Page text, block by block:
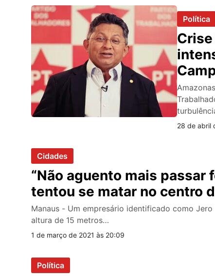
Política
28 de abril
Cidades
“Não aguento mais passar
tentou se matar no centro
Manaus - Um empresário identificado como
altura de 15 metros…
1 de março de 2021 às 20:09
Política